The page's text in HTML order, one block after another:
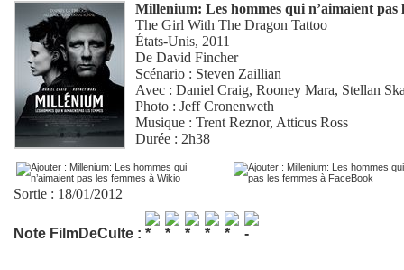
Millenium: Les hommes qui n’aimaient pas
The Girl With The Dragon Tattoo
États-Unis, 2011
DeDavid Fincher
Scénario : Steven Zaillian
Avec :Daniel Craig,Rooney Mara, Stellan
Photo :Jeff Cronenweth
Musique :Trent Reznor, Atticus Ross
Durée : 2h38
Sortie : 18/01/2012
Note FilmDeCulte :